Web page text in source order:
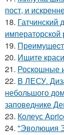
пост, и
18. Гатчинский
императорской
19.
20. Ищите
21. Роскошные
22. В ЛЕСУ.
небольшого
заповеднике
23. Колеус
24. "Эволюция